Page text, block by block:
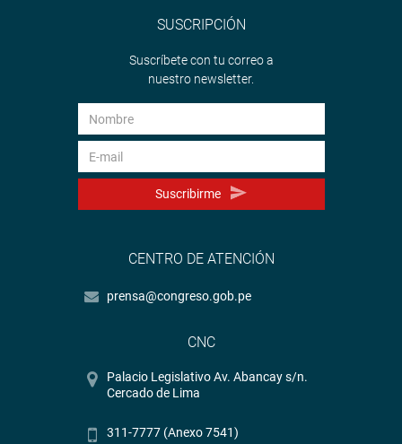
SUSCRIPCIÓN
Suscríbete con tu correo a
nuestro newsletter.
Suscribirme
CENTRO DE ATENCIÓN
prensa@congreso.gob.pe
CNC
Palacio Legislativo Av. Abancay s/n.
Cercado de Lima
311-7777 (Anexo 7541)